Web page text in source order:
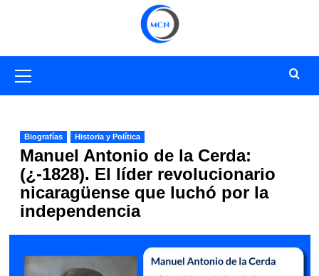
primario
Biografías Historia y Política
Manuel Antonio de la Cerda:
(¿-1828). El líder revolucionario
nicaragüense que luchó por la
independencia